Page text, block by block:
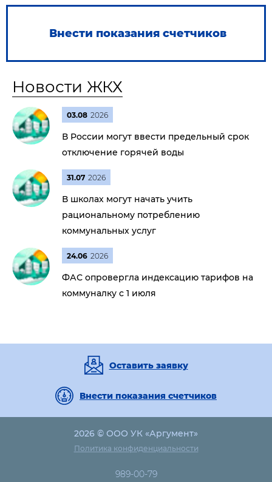
Внести показания счетчиков
Новости ЖКХ
03.08 2026
В России могут ввести предельный срок
отключение горячей воды
31.07 2026
В школах могут начать учить
рациональному потреблению
коммунальных услуг
24.06 2026
ФАС опровергла индексацию тарифов на
коммуналку с 1 июля
Оставить заявку
Внести показания счетчиков
2026 © ООО УК «Аргумент»
Политика конфиденциальности
989-00-79